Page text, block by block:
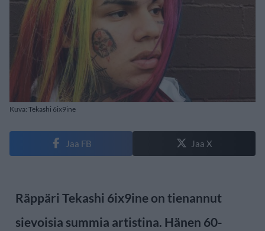
Kuva: Tekashi 6ix9ine
Jaa FB Jaa X
Räppäri Tekashi 6ix9ine on tienannut
sievoisia summia artistina. Hänen 60-